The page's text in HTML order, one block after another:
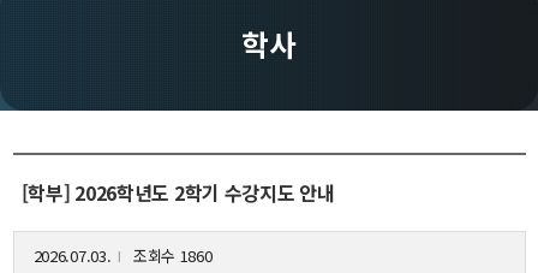
오시는 길
학사
[학부] 2026학년도 2학기 수강지도 안내
2026.07.03. 조회수 1860